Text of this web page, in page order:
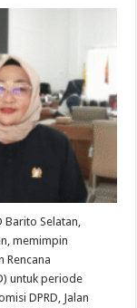
Barito Selatan,
memimpin
Rencana
untuk periode
DPRD, Jalan